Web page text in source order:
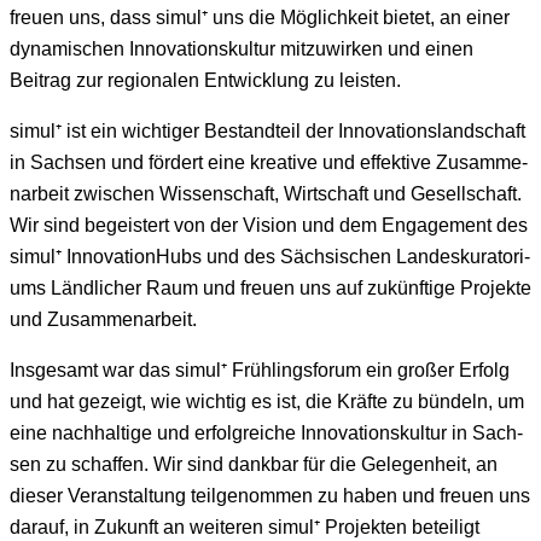
freuen uns, dass simul ⁺ uns die Möglichkeit bietet, an ein­er
dynamis­chen Inno­va­tion­skul­tur mitzuwirken und einen
Beitrag zur regionalen Entwick­lung zu leisten.
simul ⁺ ist ein wichtiger Bestandteil der Inno­va­tion­s­land­schaft
in Sach­sen und fördert eine kreative und effek­tive Zusam­me­
nar­beit zwis­chen Wis­senschaft, Wirtschaft und Gesellschaft.
Wir sind begeis­tert von der Vision und dem Engage­ment des
simul ⁺ Inno­va­tion­Hubs und des Säch­sis­chen Lan­desku­ra­to­ri­
ums Ländlich­er Raum und freuen uns auf zukün­ftige Pro­jek­te
und Zusammenarbeit.
Ins­ge­samt war das simul ⁺ Früh­lings­fo­rum ein großer Erfolg
und hat gezeigt, wie wichtig es ist, die Kräfte zu bün­deln, um
eine nach­haltige und erfol­gre­iche Inno­va­tion­skul­tur in Sach­
sen zu schaf­fen. Wir sind dankbar für die Gele­gen­heit, an
dieser Ver­anstal­tung teilgenom­men zu haben und freuen uns
darauf, in Zukun­ft an weit­eren simul ⁺ Pro­jek­ten beteiligt